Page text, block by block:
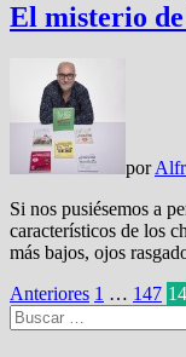
El misterio
por
Si nos pusiésemos a
característicos de los
más bajos, ojos
Paginación
de
Anteriores 1 … 147
Buscar: